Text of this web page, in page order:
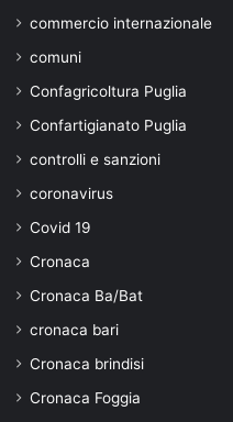
commercio internazionale
comuni
Confagricoltura Puglia
Confartigianato Puglia
controlli e sanzioni
coronavirus
Covid 19
Cronaca
Cronaca Ba/Bat
cronaca bari
Cronaca brindisi
Cronaca Foggia